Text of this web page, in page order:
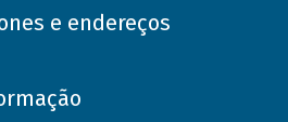
e endereços